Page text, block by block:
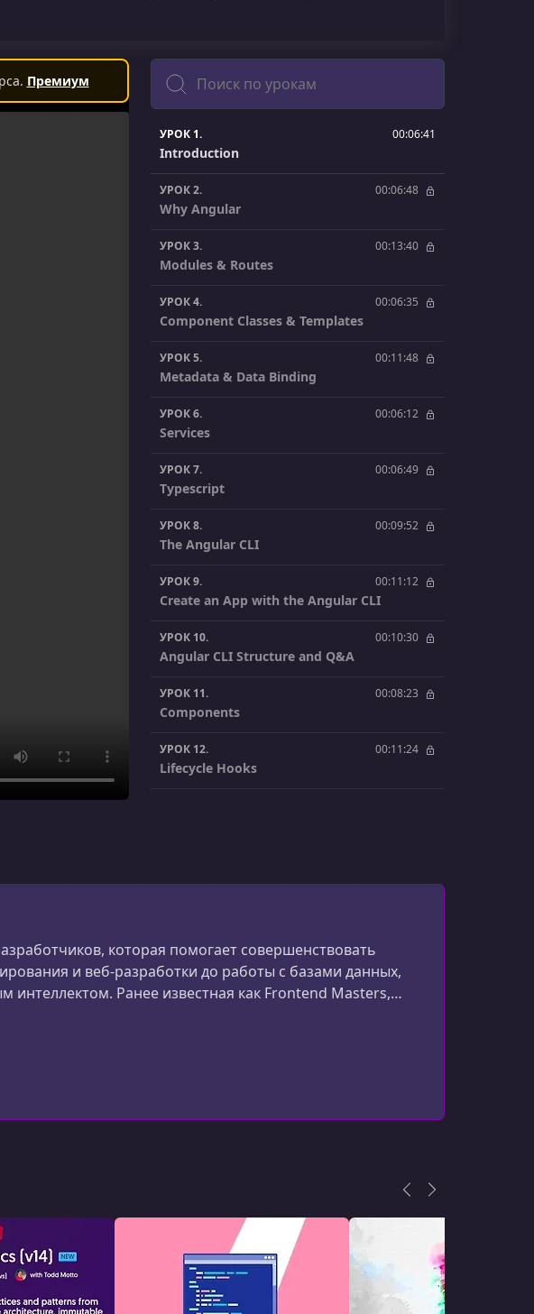
Премиум
Поиск
УРОК 1. 00:06:41
Introduction
УРОК 2. 00:06:48
Why Angular
УРОК 3. 00:13:40
Modules & Routes
УРОК 4. 00:06:35
Component Classes & Templates
УРОК 5. 00:11:48
Metadata & Data Binding
УРОК 6. 00:06:12
Services
УРОК 7. 00:06:49
Typescript
УРОК 8. 00:09:52
The Angular CLI
УРОК 9. 00:11:12
Create an App with the Angular CLI
УРОК 10. 00:10:30
Angular CLI Structure and Q&A
УРОК 11. 00:08:23
Components
УРОК 12. 00:11:24
Lifecycle Hooks
Working with Components
УРОК 16. 00:12:42
Component Solution
00:02:48
Form Exercise
УРОК 21.
Form Solution
УРОК 22. 00:10:35
которая помогает совершенствовать
и веб-разработки до работы с базами данных,
интеллектом. Ранее известная как Frontend Masters,
всему спектру современной разработки ПО.